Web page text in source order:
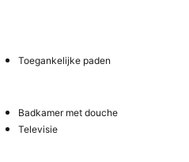
Toegankelijke paden
Badkamer met douche
Televisie